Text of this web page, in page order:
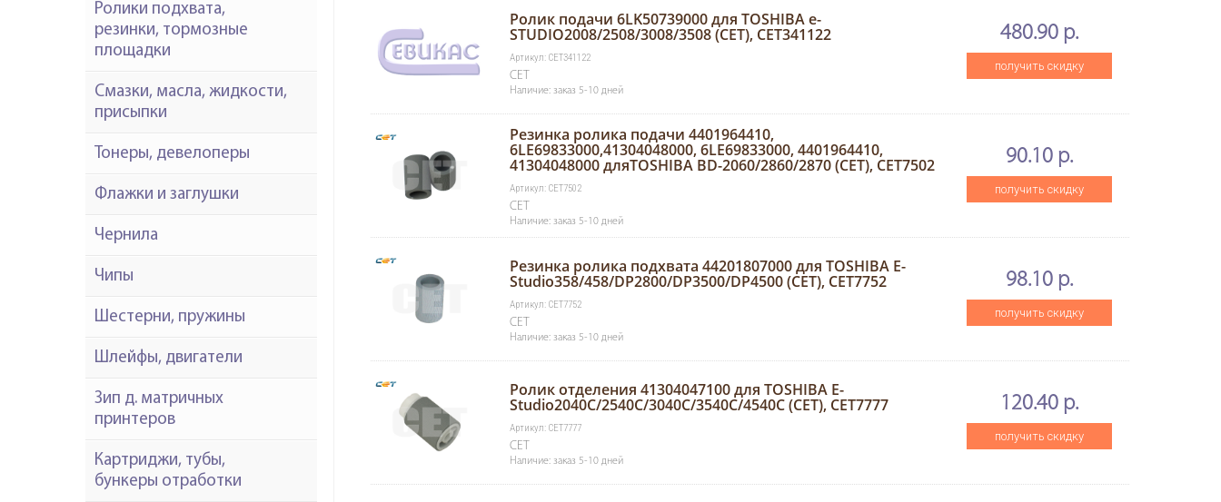
Ролик подачи 6LK50739000 для TOSHIBA e-
STUDIO2008/2508/3008/3508 (CET), CET341122
Артикул: CET341122
CET
Наличие: заказ 5-10 дней
480.90 р.
получить скидку
Резинка ролика подачи 4401964410,
6LE69833000,41304048000, 6LE69833000, 4401964410,
41304048000 дляTOSHIBA BD-2060/2860/2870 (CET), CET7502
Артикул: CET7502
CET
Наличие: заказ 5-10 дней
90.10 р.
получить скидку
Резинка ролика подхвата 44201807000 для TOSHIBA E-
Studio358/458/DP2800/DP3500/DP4500 (CET), CET7752
Артикул: CET7752
CET
Наличие: заказ 5-10 дней
98.10 р.
получить скидку
Ролик отделения 41304047100 для TOSHIBA E-
Studio2040C/2540C/3040C/3540C/4540C (CET), CET7777
Артикул: CET7777
CET
Наличие: заказ 5-10 дней
120.40 р.
получить скидку
Ролики подхвата,
резинки, тормозные
площадки
Смазки, масла, жидкости,
присыпки
Тонеры, девелоперы
Флажки и заглушки
Чернила
Чипы
Шестерни, пружины
Шлейфы, двигатели
Зип д. матричных
принтеров
Картриджи, тубы,
бункеры отработки